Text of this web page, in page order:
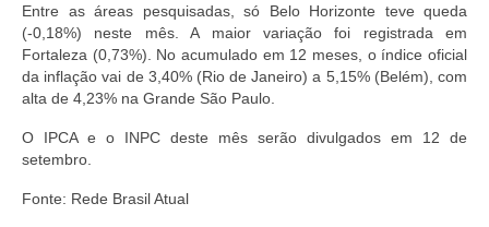
Entre as áreas pesquisadas, só Belo Horizonte teve queda
(-0,18%) neste mês. A maior variação foi registrada em
Fortaleza (0,73%). No acumulado em 12 meses, o índice oficial
da inflação vai de 3,40% (Rio de Janeiro) a 5,15% (Belém), com
alta de 4,23% na Grande São Paulo.
O IPCA e o INPC deste mês serão divulgados em 12 de
setembro.
Fonte: Rede Brasil Atual